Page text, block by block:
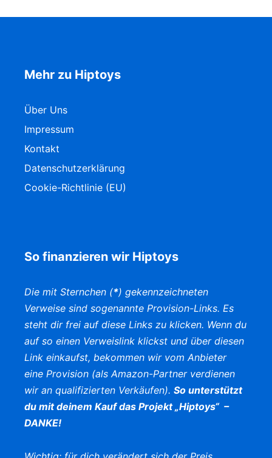
Mehr zu Hiptoys
Über Uns
Impressum
Kontakt
Datenschutzerklärung
Cookie-Richtlinie (EU)
So finanzieren wir Hiptoys
Die mit Sternchen (*) gekennzeichneten
Verweise sind sogenannte Provision-Links. Es
steht dir frei auf diese Links zu klicken. Wenn du
auf so einen Verweislink klickst und über diesen
Link einkaufst, bekommen wir vom Anbieter
eine Provision (als Amazon-Partner verdienen
wir an qualifizierten Verkäufen). So unterstützt
du mit deinem Kauf das Projekt „Hiptoys“ –
DANKE!